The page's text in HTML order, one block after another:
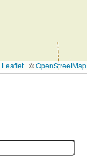
Leaflet | ©OpenStreetMap